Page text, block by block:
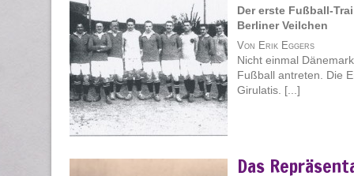
Der erste Fußball-
Berliner Veilchen
Von Erik Eggers
Nicht einmal
Fußball antreten. Die
Girulatis. [...]
Das